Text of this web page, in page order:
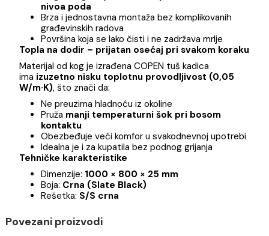
COPEN tuš kadice mogu se sjeći direktno na licu
mjesta tokom montaže, što ih čini idealnim
za nestandardne prostore:
Prilagođavanje oko stubova i uglova
Rešenje za pomjerene odvode
Bez kompromisa u dizajnu kupatila
Fleksibilna ugradnja i lako održavanje
Moguća ugradnjau ravni sa pločicama
nivoa poda
Brza i jednostavna montaža bez komplikovanih
građevinskih radova
Površina koja se lako čisti i ne zadržava mrlje
Materijal od kog je izrađena COPEN tuš kadica
ima izuzetno nisku toplotnu provodljivost (0,05
Ne preuzima hladnoću iz okoline